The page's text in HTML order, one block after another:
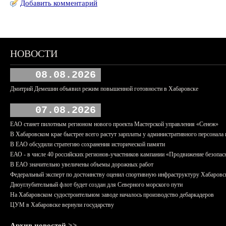
Добавить комментарий
НОВОСТИ
08.08.2026
Дмитрий Демешин объявил режим повышенной готовности в Хабаровске
07.08.2026
ЕАО станет пилотным регионом нового проекта Мастерской управления «Сенеж»
В Хабаровском крае быстрее всего растут зарплаты у административного персонала
В ЕАО обсудили стратегию сохранения исторической памяти
ЕАО - в числе 40 российских регионов-участников кампании «Продвижение
В ЕАО значительно увеличены объемы дорожных работ
Федеральный эксперт по достоинству оценил спортивную инфраструктуру
Дноуглубительный флот будет создан для Северного морского пути
На Хабаровском судостроительном заводе началось производство дебаркадеров
ЦУМ в Хабаровске вернули государству